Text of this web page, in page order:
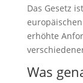
Das Gesetz
erhöhte
Was